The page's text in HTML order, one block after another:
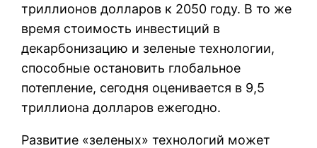
триллионов долларов к 2050 году. В то же
время стоимость инвестиций в
декарбонизацию и зеленые технологии,
способные остановить глобальное
потепление, сегодня оценивается в 9,5
триллиона долларов ежегодно.
Развитие «зеленых» технологий может